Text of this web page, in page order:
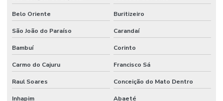
Ponteira De Direção
Preços De Terminal Hidraulico Macho Fixo Npt
Preços De Válvula Reguladora De Fluxo Em Minas Gerais
Raspador Hidráulico
Belo Oriente Buritizeiro
São João do Paraíso Carandaí
Bambuí Corinto
Carmo do Cajuru Francisco Sá
Raul Soares Conceição do Mato Dentro
Inhapim Abaeté